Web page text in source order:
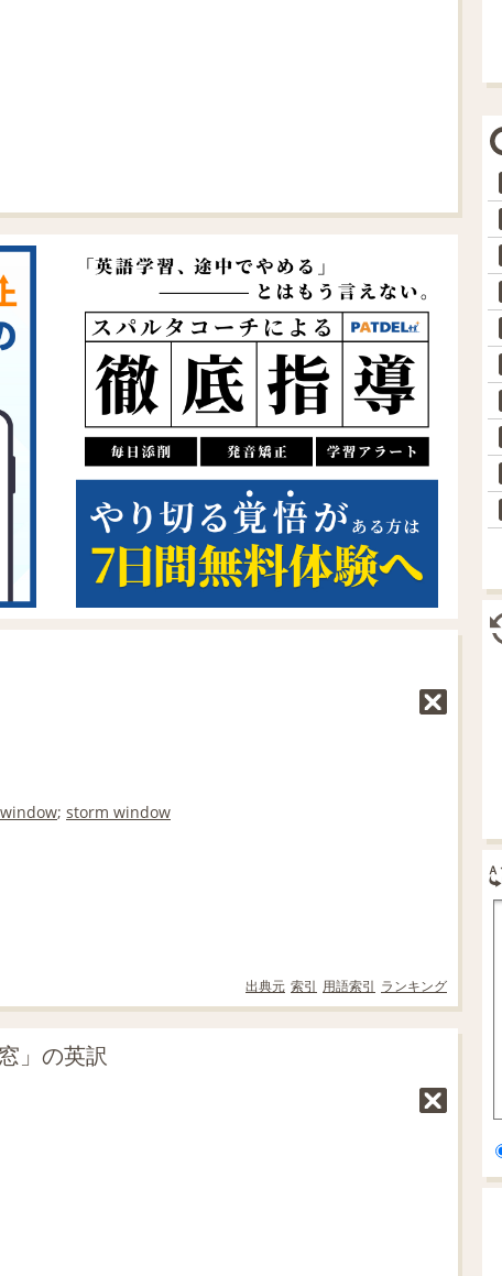
; storm window
出典元 索引 用語索引 ランキング
」の英訳